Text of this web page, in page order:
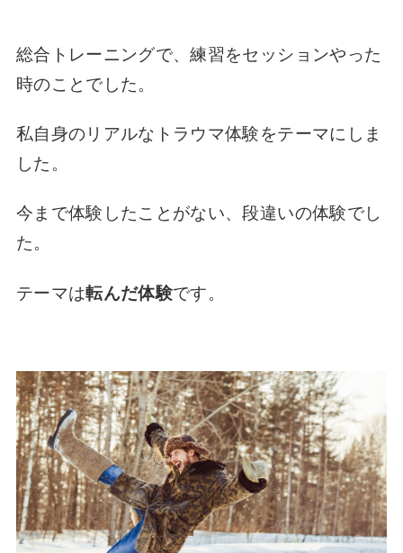
総合トレーニングで、練習をセッションやった
時のことでした。
私自身のリアルなトラウマ体験をテーマにしま
した。
今まで体験したことがない、段違いの体験でし
た。
テーマは転んだ体験です。